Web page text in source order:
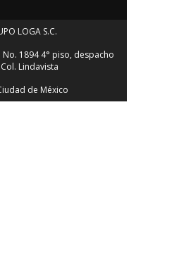
LOGA S.C.
1894 4° piso, despacho
Lindavista
de México